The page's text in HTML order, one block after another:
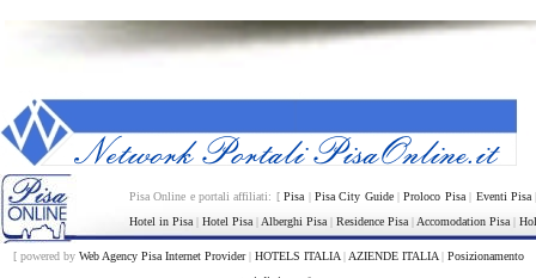
Pisa Online e portali affiliati: [Pisa | Pisa City Guide|Proloco Pisa| Eventi Pisa
Hotel in Pisa | Hotel Pisa | Alberghi Pisa | Residence Pisa | Accomodation Pisa |
[ powered by Web Agency Pisa Internet Provider| HOTELS ITALIA| AZIENDE ITALIA| Posizionamento